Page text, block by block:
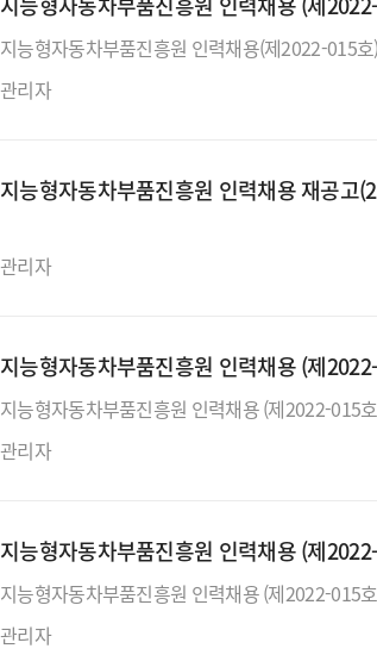
관리자
지능형자동차부품진흥원 인력채용 재공고
관리자
지능형자동차부품진흥원 인력채용 (제
관리자
지능형자동차부품진흥원 인력채용 (제
관리자